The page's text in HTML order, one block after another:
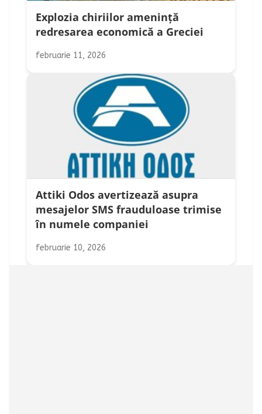
Explozia chiriilor amenință
redresarea economică a Greciei
februarie 11, 2026
Attiki Odos avertizează asupra
mesajelor SMS frauduloase trimise
în numele companiei
februarie 10, 2026